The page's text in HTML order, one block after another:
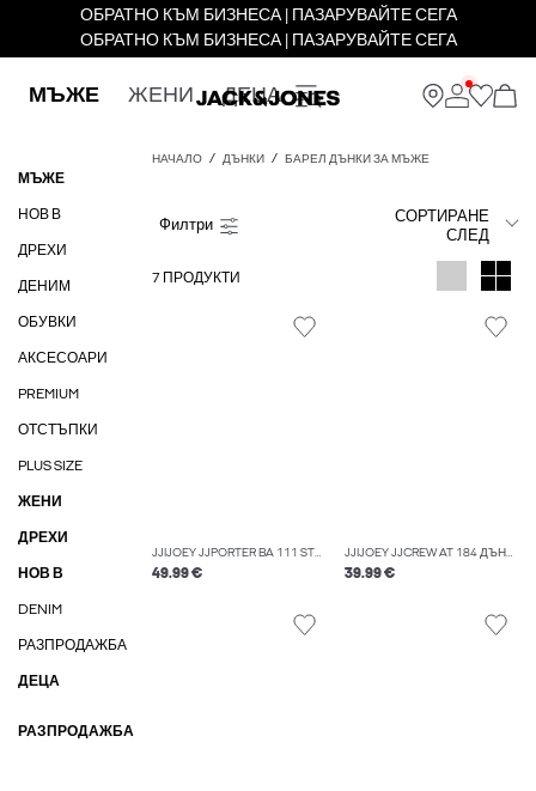
ОБРАТНО КЪМ БИЗНЕСА | ПАЗАРУВАЙТЕ СЕГА
ОБРАТНО КЪМ БИЗНЕСА | ПАЗАРУВАЙТЕ СЕГА
МЪЖЕ ЖЕНИ ДЕЦА
МЪЖЕ
НОВ В
ДРЕХИ
ДЕНИМ
ОБУВКИ
АКСЕСОАРИ
PREMIUM
ОТСТЪПКИ
PLUS SIZE
ЖЕНИ
ДРЕХИ
НОВ В
DENIM
РАЗПРОДАЖБА
ДЕЦА
РАЗПРОДАЖБА
НАЧАЛО ДЪНКИ БАРЕЛ ДЪНКИ ЗА МЪЖЕ
СОРТИРАНЕ
СЛЕД
7 ПРОДУКТИ
JJIJOEY JJPORTER BA 111 ST ДЪНКИ С БЪЧВА
49.99 €
JJIJOEY JJCREW AT 184 ДЪНКИ С БЪЧВА
39.99 €